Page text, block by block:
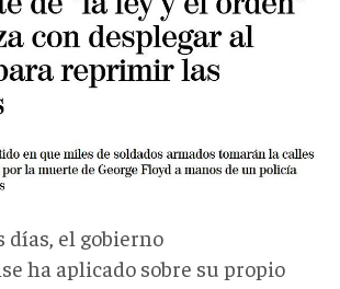
días, el gobierno
ha aplicado sobre su propio